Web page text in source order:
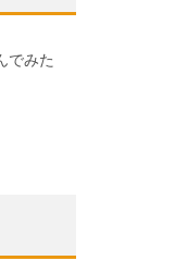
でみた